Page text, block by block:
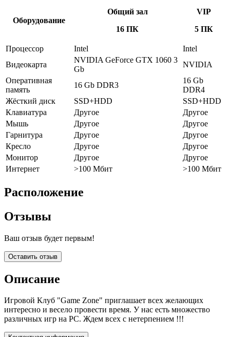
Оборудование
Общий зал
16 ПК
VIP
5 ПК
Процессор Intel
Intel
Видеокарта
NVIDIA GeForce GTX 1060 3
Gb
NVIDIA
Оперативная
память
16 Gb DDR3
16 Gb
DDR4
Жёсткий диск
SSD+HDD
SSD+HDD
Клавиатура
Другое
Другое
Мышь
Другое
Другое
Гарнитура
Другое
Другое
Кресло
Другое
Другое
Монитор
Другое
Другое
Интернет
>100 Мбит >100 Мбит
Расположение
Отзывы
Ваш отзыв будет первым!
Оставить отзыв
Описание
Игровой Клуб "Game Zone" приглашает всех желающих
интересно и весело провести время. У нас есть множество
различных игр на PC. Ждем всех с нетерпением !!!